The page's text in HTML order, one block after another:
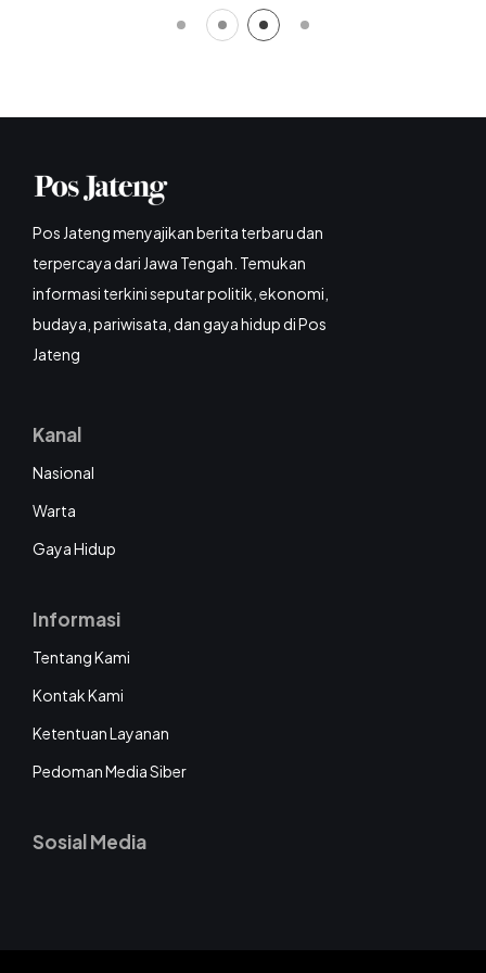
Pos Jateng menyajikan berita terbaru dan
terpercaya dari Jawa Tengah. Temukan
informasi terkini seputar politik, ekonomi,
budaya, pariwisata, dan gaya hidup di Pos
Jateng
Kanal
Nasional
Warta
Gaya Hidup
Informasi
Tentang Kami
Kontak Kami
Ketentuan Layanan
Pedoman Media Siber
Sosial Media